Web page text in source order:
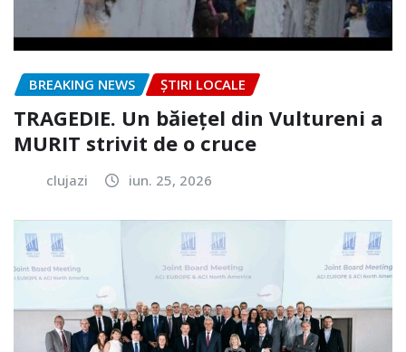
BREAKING NEWS ȘTIRI LOCALE
TRAGEDIE. Un băiețel din Vultureni a
MURIT strivit de o cruce
clujazi iun. 25, 2026